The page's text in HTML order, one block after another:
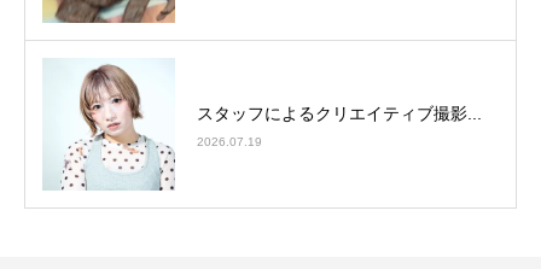
スタッフによるクリエイティブ撮影...
2026.07.19